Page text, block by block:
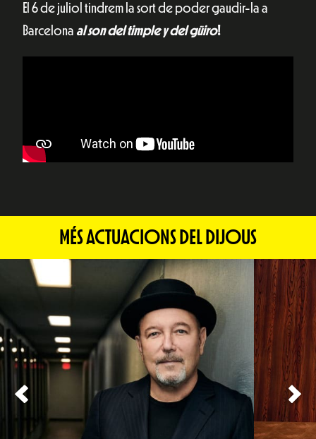
El 6 de juliol tindrem la sort de poder gaudir-la a
Barcelona al son del timple y del güiro!
MÉS ACTUACIONS DEL DIJOUS